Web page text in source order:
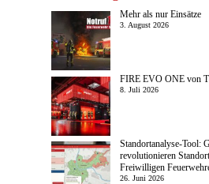
Mehr als nur Einsätze
3. August 2026
FIRE EVO ONE von
8. Juli 2026
Standortanalyse-Tool:
revolutionieren
Freiwilligen
26. Juni 2026